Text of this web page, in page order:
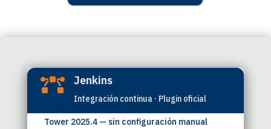
Integraciones preconfiguradas
 Jenkins
Integración continua · Plugin oficial
Tower 2025.4 — sin configuración manual